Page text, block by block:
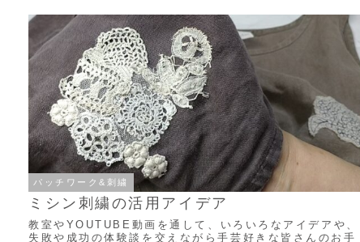
パッチワーク&刺繍
ミシン刺繍の活用アイデア
教室やYOUTUBE動画を通して、いろいろなアイデアや、
失敗や成功の体験談を交えながら手芸好きな皆さんのお手